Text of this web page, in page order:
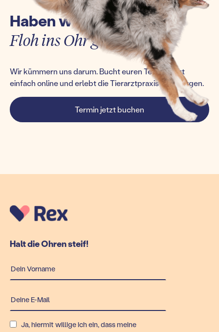
Haben wir euch einen
Floh ins Ohr gesetzt?
Wir kümmern uns darum. Bucht euren Termin jetzt
einfach online und erlebt die Tierarztpraxis von morgen.
Termin jetzt buchen
Halt die Ohren steif!
Ja, hiermit willige ich ein, dass meine